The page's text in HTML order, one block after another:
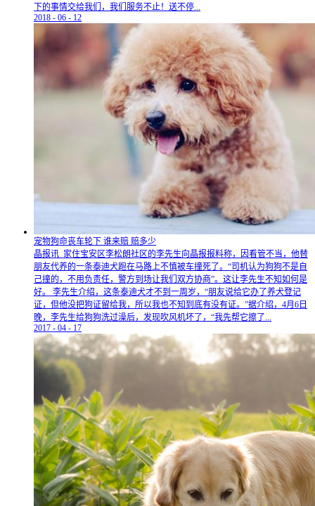
下的事情交给我们，我们服务不止！送不停...
2018 - 06 - 12
宠物狗命丧车轮下 谁来赔 赔多少
晶报讯 家住宝安区李松朗社区的李先生向晶报报料称，因看管不当，他替
朋友代养的一条泰迪犬跑在马路上不慎被车撞死了。“司机认为狗狗不是自
己撞的，不用负责任，警方到场让我们双方协商”。这让李先生不知如何是
好。 李先生介绍，这条泰迪犬才不到一周岁，“朋友说给它办了养犬登记
证，但他没把狗证留给我，所以我也不知到底有没有证。”据介绍，4月6日
晚，李先生给狗狗洗过澡后，发现吹风机坏了，“我先帮它擦了...
2017 - 04 - 17